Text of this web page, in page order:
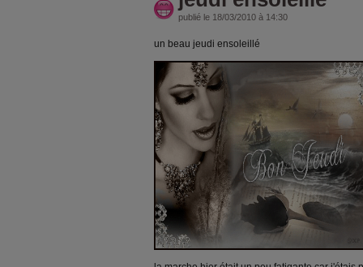
publié le 18/03/2010 à 14:30
un beau jeudi ensoleillé